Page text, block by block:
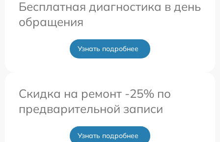
Бесплатная диагностика в день
обращения
Узнать подробнее
Скидка на ремонт -25% по
предварительной записи
Узнать подробнее